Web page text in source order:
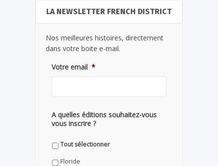
LA NEWSLETTER FRENCH DISTRICT
Nos meilleures histoires, directement
dans votre boite e-mail.
Votre email *
A quelles éditions souhaitez-vous
vous inscrire ?
Tout sélectionner
Floride